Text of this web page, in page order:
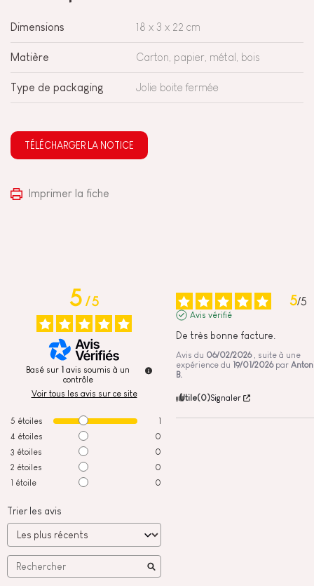
Dimensions 18 x 3 x 22 cm
Matière Carton, papier, métal, bois
Type de packaging Jolie boite fermée
TÉLÉCHARGER LA NOTICE
Imprimer la fiche
5/5
Basé sur 1 avis soumis à un
contrôle
Voir tous les avis sur ce site
5 étoiles
1
4 étoiles
0
3 étoiles
0
2 étoiles
0
1 étoile 0
Trier les avis
5/5
Avis vérifié
De très bonne facture.
Avis du 06/02/2026 , suite à une
expérience du 19/01/2026 par
B.
Utile(0)Signaler